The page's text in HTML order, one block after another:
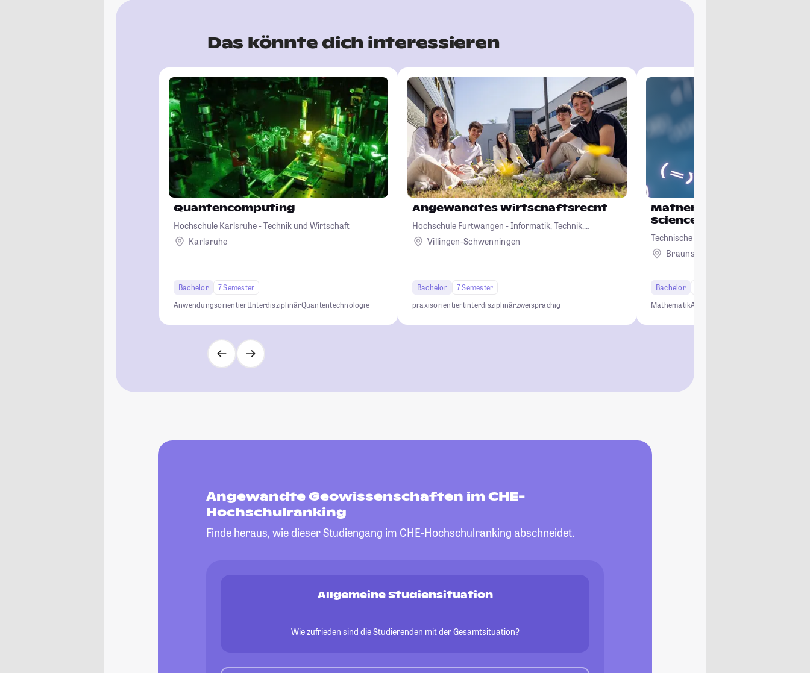
Das könnte dich interessieren
Quantencomputing
Hochschule Karlsruhe - Technik und Wirtschaft
Karlsruhe
Bachelor
7 Semester
AnwendungsorientiertInterdisziplinärQuantentechnologie
Angewandtes Wirtschaftsrecht
Hochschule Furtwangen - Informatik, Technik,
Wirtschaft, Medien, Gesundheit
Villingen-Schwenningen
Bachelor
7 Semester
praxisorientiertinterdisziplinärzweisprachig
Mathematik für
Sciences
Technische Universität Braunschweig
Braunschweig
Bachelor
MathematikAnwendungsorientiert
Angewandte Geowissenschaften im CHE-
Hochschulranking
Finde heraus, wie dieser Studiengang im CHE-Hochschulranking abschneidet.
Allgemeine Studiensituation
Wie zufrieden sind die Studierenden mit der Gesamtsituation?